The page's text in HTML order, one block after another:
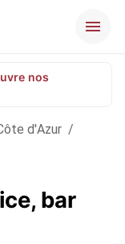
nos
d'Azur /
bar